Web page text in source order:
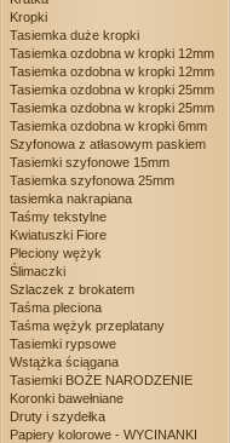
Kropki
Tasiemka duże kropki
Tasiemka ozdobna w kropki 12mm
Tasiemka ozdobna w kropki 12mm
Tasiemka ozdobna w kropki 25mm
Tasiemka ozdobna w kropki 25mm
Tasiemka ozdobna w kropki 6mm
Szyfonowa z atłasowym paskiem
Tasiemki szyfonowe 15mm
Tasiemka szyfonowa 25mm
tasiemka nakrapiana
Taśmy tekstylne
Kwiatuszki Fiore
Pleciony wężyk
Ślimaczki
Szlaczek z brokatem
Taśma pleciona
Taśma wężyk przeplatany
Tasiemki rypsowe
Wstążka ściągana
Tasiemki BOŻE NARODZENIE
Koronki bawełniane
Druty i szydełka
Papiery kolorowe - WYCINANKI